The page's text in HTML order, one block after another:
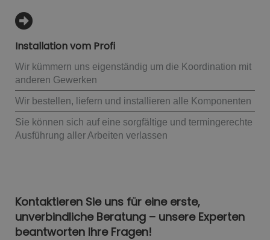
Installation vom Profi
Wir kümmern uns eigenständig um die Koordination mit
anderen Gewerken
Wir bestellen, liefern und installieren alle Komponenten
Sie können sich auf eine sorgfältige und termingerechte
Ausführung aller Arbeiten verlassen
Kontaktieren Sie uns für eine erste,
unverbindliche Beratung – unsere Experten
beantworten Ihre Fragen!